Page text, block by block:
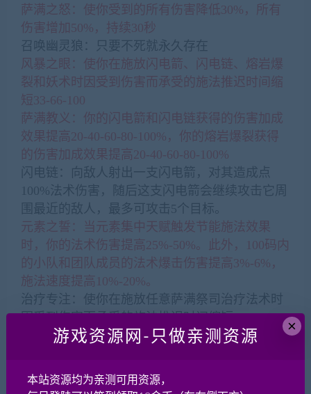
萨满之怒：使你受到的所有伤害降低30%，所有
伤害增加50%，持续30秒
召唤幽灵狼：只要不死就永久存在
风暴之眼：使你在施放闪电箭、闪电链、熔岩爆
裂和妖术时因受到伤害而承受的施法推迟时间缩
短33-66-100
萨满教义：你的闪电箭和闪电链获得的伤害加成
效果提高20-40-60-80-100%，你的熔岩爆裂获得
的伤害加成效果提高20-40-60-80-100%
闪电链：向敌人射出一支闪电箭，对其造成点
100%法术伤害，随后这支闪电箭会继续攻击它周
围最近的敌人，最多可攻击5个目标。
元素之誓：当元素集中天赋触发节能施法效果
时，你的法术伤害提高25%-50%。此外，100码内
的小队和团队成员的法术爆击伤害提高3%-6%，
施法速度提高10%-20%。
治疗专注：使你在施放任意萨满祭司治疗法术时
因受到伤害而承受的施法推迟时间缩短35-50-
100%。
闪电箭和闪电链改为可移动施法
【圣骑士】
×
游戏资源网-只做亲测资源
本站资源均为亲测可用资源，